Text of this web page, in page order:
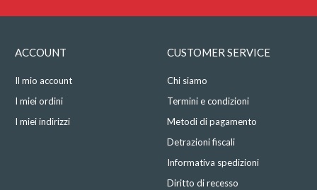
ACCOUNT
Il mio account
I miei ordini
I miei indirizzi
CUSTOMER SERVICE
Chi siamo
Termini e condizioni
Metodi di pagamento
Detrazioni fiscali
Informativa spedizioni
Diritto di recesso